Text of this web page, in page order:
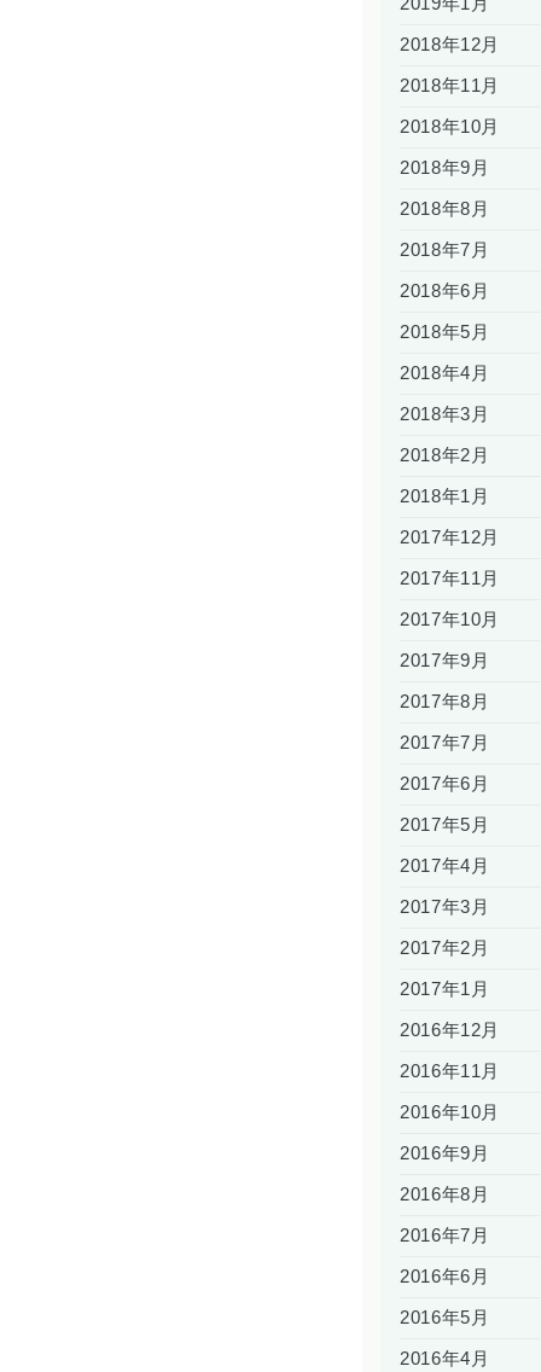
2018年12月
2018年11月
2018年10月
2018年9月
2018年8月
2018年7月
2018年6月
2018年5月
2018年4月
2018年3月
2018年2月
2018年1月
2017年12月
2017年11月
2017年10月
2017年9月
2017年8月
2017年7月
2017年6月
2017年5月
2017年4月
2017年3月
2017年2月
2017年1月
2016年12月
2016年11月
2016年10月
2016年9月
2016年8月
2016年7月
2016年6月
2016年5月
2016年4月